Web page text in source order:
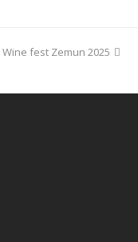
next
Wine fest Zemun 2025